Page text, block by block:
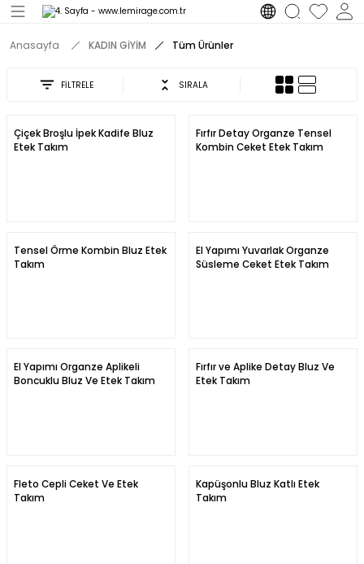
Geri Dön
Anasayfa KADIN GİYİM Tüm Ürünler
FİLTRELE SIRALA
Çiçek Broşlu İpek Kadife Bluz
Etek Takım
Fırfır Detay Organze Tensel
Kombin Ceket Etek Takım
Tensel Örme Kombin Bluz Etek
Takım
El Yapımı Yuvarlak Organze
Süsleme Ceket Etek Takım
El Yapımı Organze Aplikeli
Boncuklu Bluz Ve Etek Takım
Fırfır ve Aplike Detay Bluz Ve
Etek Takım
Fleto Cepli Ceket Ve Etek
Takım
Kapüşonlu Bluz Katlı Etek
Takım